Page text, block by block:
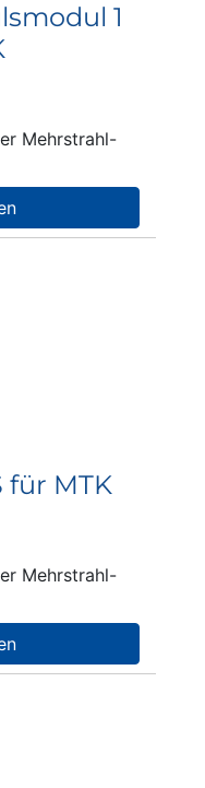
1
Mehrstrahl-
für MTK
Mehrstrahl-